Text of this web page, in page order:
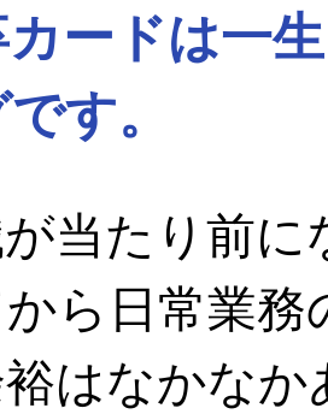
カードは一
す。
当たり前に
から日常業
はなかな